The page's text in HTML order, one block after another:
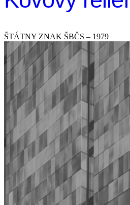
ŠTÁTNY ZNAK ŠBČS – 1979